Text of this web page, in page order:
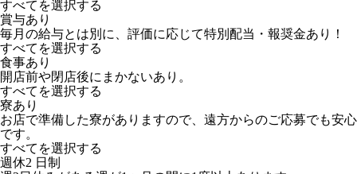
すべてを選択する
賞与あり
毎月の給与とは別に、評価に応じて特別配当・報奨金あり！
すべてを選択する
食事あり
開店前や閉店後にまかないあり。
すべてを選択する
寮あり
お店で準備した寮がありますので、遠方からのご応募でも安心
です。
すべてを選択する
週休2 日制